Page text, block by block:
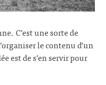
C’est une sorte de
le contenu d’un
est de s’en servir pour